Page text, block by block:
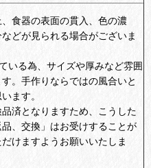
食器の表面の貫入、色の濃
どが見られる場合がございま
いる為、サイズや厚みなど雰囲
。手作りならではの風合いと
ます。
済となりますため、こうした
、交換」はお受けすることが
けますようお願いいたしま